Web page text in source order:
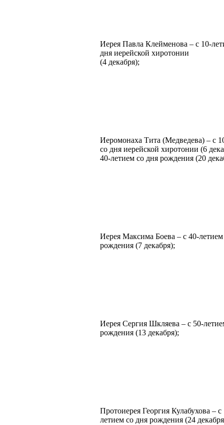
Иерея Павла Клейменова – с 10-
дня иерейской хиротонии
(4 декабря);
Иеромонаха Тита (Медведева) – с
со дня иерейской хиротонии (6
40-летием со дня рождения (20
Иерея Максима Боева – с 40-летием
рождения (7 декабря);
Иерея Сергия Шкляева – с 50-
рождения (13 декабря);
Протоиерея Георгия Кулабухова – с
летием со дня рождения (24